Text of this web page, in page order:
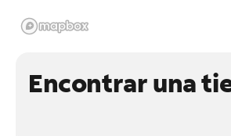
Encontrar una